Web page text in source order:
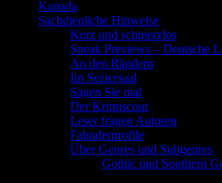
Kanada
Sachdienliche Hinweise
Kurz und schmerzlos
Sneak Previews – Deutsche
An den Rändern
Im Seziersaal
Sagen Sie mal
Der Krimiscout
Leser fragen Autoren
Fahnderprofile
Über Genres und Subgenres
Gothic und Southern